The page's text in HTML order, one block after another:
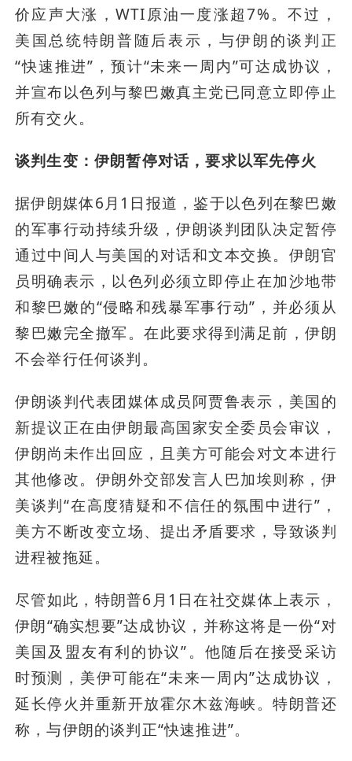
价应声大涨，WTI原油一度涨超7%。不过，
美国总统特朗普随后表示，与伊朗的谈判正
“快速推进”，预计“未来一周内”可达成协议，
并宣布以色列与黎巴嫩真主党已同意立即停止
所有交火。
谈判生变：伊朗暂停对话，要求以军先停火
据伊朗媒体6月1日报道，鉴于以色列在黎巴嫩
的军事行动持续升级，伊朗谈判团队决定暂停
通过中间人与美国的对话和文本交换。伊朗官
员明确表示，以色列必须立即停止在加沙地带
和黎巴嫩的“侵略和残暴军事行动”，并必须从
黎巴嫩完全撤军。在此要求得到满足前，伊朗
不会举行任何谈判。
伊朗谈判代表团媒体成员阿贾鲁表示，美国的
新提议正在由伊朗最高国家安全委员会审议，
伊朗尚未作出回应，且美方可能会对文本进行
其他修改。伊朗外交部发言人巴加埃则称，伊
美谈判“在高度猜疑和不信任的氛围中进行”，
美方不断改变立场、提出矛盾要求，导致谈判
进程被拖延。
尽管如此，特朗普6月1日在社交媒体上表示，
伊朗“确实想要”达成协议，并称这将是一份“对
美国及盟友有利的协议”。他随后在接受采访
时预测，美伊可能在“未来一周内”达成协议，
延长停火并重新开放霍尔木兹海峡。特朗普还
称，与伊朗的谈判正“快速推进”。